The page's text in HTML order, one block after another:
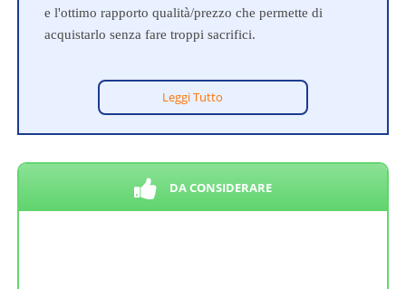
e l'ottimo rapporto qualità/prezzo che permette di
acquistarlo senza fare troppi sacrifici.
Leggi Tutto
DA CONSIDERARE